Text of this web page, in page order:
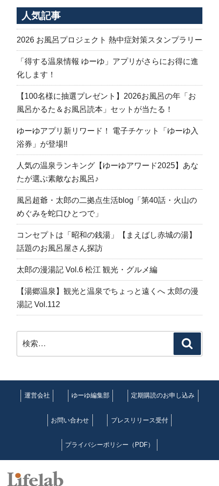
ョ
人気記事
2026 お風呂プロジェクト 熱中症対策スタンプラリー
「得する温泉情報 ゆーゆ」アプリがさらにお得に進
化します！
【100名様に抽選プレゼント】2026お風呂の年「お
風呂かるた＆お風呂読本」セットが当たる！
ゆーゆアプリ新リワード！ 電子チケット「ゆーゆ入
浴券」が登場!!
人気の温泉ランキング【ゆーゆアワード2025】あな
たが選ぶ素敵なお風呂♪
風呂超爺・太郎の二拠点生活blog「第40話・火山の
めぐみを蛇口ひとつで」
コンセプトは「昭和の銭湯」【まえばし赤城の湯】
話題のお風呂屋さん探訪
太郎の漫湯記 Vol.6 松江 観光・グルメ編
【湯郷温泉】観光と温泉でちょっと遠くへ 太郎の漫
湯記 Vol.112
索
運営会社 ゆーゆ編集部 定期購読のお申し込み
お問い合わせ プレスリリース受付
プライバシーポリシー（PDF）